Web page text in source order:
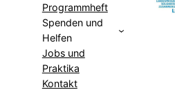
Programmheft
Spenden und
Helfen
Jobs und
Praktika
Kontakt